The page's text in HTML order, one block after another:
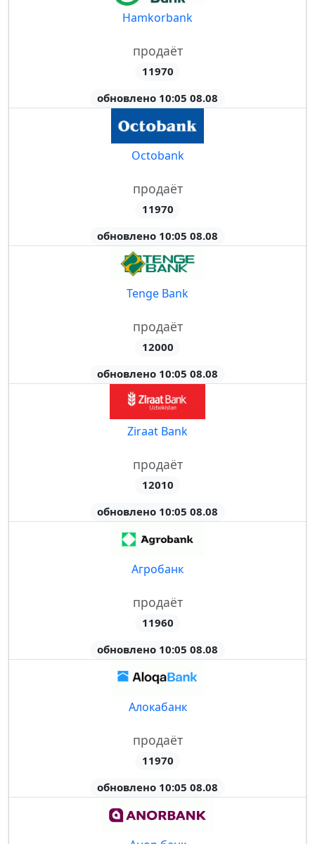
Hamkorbank
продаёт
11970
обновлено 10:05 08.08
Octobank
продаёт
11970
обновлено 10:05 08.08
Tenge Bank
продаёт
12000
обновлено 10:05 08.08
Ziraat Bank
продаёт
12010
обновлено 10:05 08.08
Агробанк
продаёт
11960
обновлено 10:05 08.08
Алокабанк
продаёт
11970
обновлено 10:05 08.08